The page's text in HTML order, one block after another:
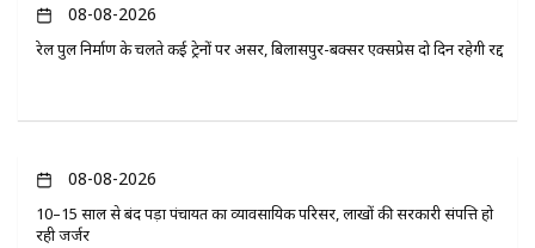
08-08-2026
रेल पुल निर्माण के चलते कई ट्रेनों पर असर, बिलासपुर-बक्सर एक्सप्रेस दो दिन रहेगी रद्द
08-08-2026
10–15 साल से बंद पड़ा पंचायत का व्यावसायिक परिसर, लाखों की सरकारी संपत्ति हो
रही जर्जर